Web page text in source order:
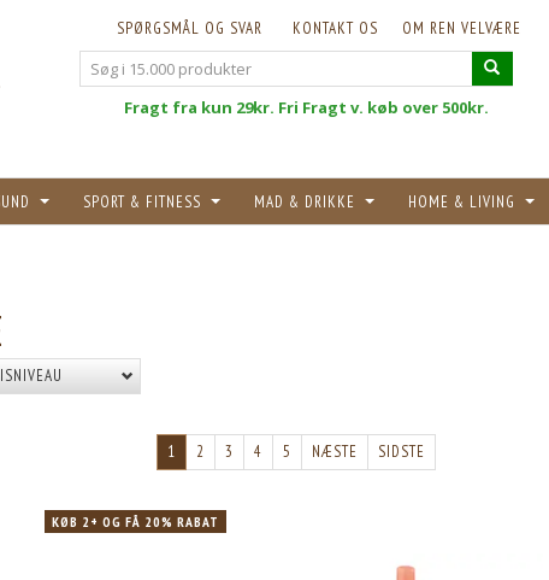
OM REN VELVÆRE
KONTAKT OS
SPØRGSMÅL OG SVAR
Fragt fra kun 29kr. Fri Fragt v. køb over 500kr.
SPORT & FITNESS MAD & DRIKKE HOME & LIVING
POPULÆR
KØB 15+ OG FÅ 18% RABAT KØB 15+ OG FÅ 18% RABAT
1 2 3 4 5 NÆSTE SIDSTE
KØB 2+ OG FÅ 20% RABAT